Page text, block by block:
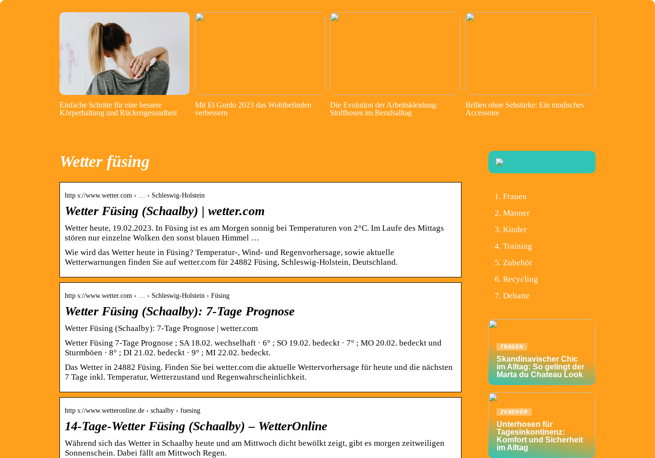
Einfache Schritte für eine bessere
Körperhaltung und Rückengesundheit
Mit El Gordo 2023 das Wohlbefinden
verbessern
Die Evolution der Arbeitskleidung:
Stoffhosen im Berufsalltag
Brillen ohne Sehstärke: Ein modisches
Accessoire
Wetter füsing
http s://www.wetter.com › … › Schleswig-Holstein
Wetter Füsing (Schaalby) | wetter.com
Wetter heute, 19.02.2023. In Füsing ist es am Morgen sonnig bei Temperaturen von 2°C. Im Laufe des Mittags
stören nur einzelne Wolken den sonst blauen Himmel …
Wie wird das Wetter heute in Füsing? Temperatur-, Wind- und Regenvorhersage, sowie aktuelle
Wetterwarnungen finden Sie auf wetter.com für 24882 Füsing, Schleswig-Holstein, Deutschland.
http s://www.wetter.com › … › Schleswig-Holstein › Füsing
Wetter Füsing (Schaalby): 7-Tage Prognose
Wetter Füsing (Schaalby): 7-Tage Prognose | wetter.com
Wetter Füsing 7-Tage Prognose ; SA 18.02. wechselhaft · 6° ; SO 19.02. bedeckt · 7° ; MO 20.02. bedeckt und
Sturmböen · 8° ; DI 21.02. bedeckt · 9° ; MI 22.02. bedeckt.
Das Wetter in 24882 Füsing. Finden Sie bei wetter.com die aktuelle Wettervorhersage für heute und die nächsten
7 Tage inkl. Temperatur, Wetterzustand und Regenwahrscheinlichkeit.
http s://www.wetteronline.de › schaalby › fuesing
14-Tage-Wetter Füsing (Schaalby) – WetterOnline
Während sich das Wetter in Schaalby heute und am Mittwoch dicht bewölkt zeigt, gibt es morgen zeitweiligen
Sonnenschein. Dabei fällt am Mittwoch Regen.
Frauen
Männer
Kinder
Training
Zubehör
Recycling
Debatte
FRAUEN
Skandinavischer Chic
im Alltag: So gelingt der
Marta du Chateau Look
ZUBEHÖR
Unterhosen für
Tagesinkontinenz:
Komfort und Sicherheit
im Alltag